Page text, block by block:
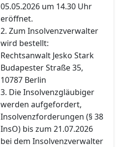
05.05.2026 um 14.30 Uhr
eröffnet.
2. Zum Insolvenzverwalter
wird bestellt:
Rechtsanwalt Jesko Stark
Budapester Straße 35,
10787 Berlin
3. Die Insolvenzgläubiger
werden aufgefordert,
Insolvenzforderungen (§ 38
InsO) bis zum 21.07.2026
bei dem Insolvenzverwalter